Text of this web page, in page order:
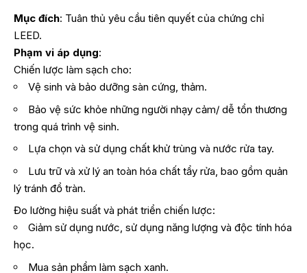
Mục đích: Tuân thủ yêu cầu tiên quyết của chứng chỉ
LEED.
Phạm vi áp dụng:
Chiến lược làm sạch cho:
Vệ sinh và bảo dưỡng sàn cứng, thảm.
Bảo vệ sức khỏe những người nhạy cảm/ dễ tổn thương
trong quá trình vệ sinh.
Lựa chọn và sử dụng chất khử trùng và nước rửa tay.
Lưu trữ và xử lý an toàn hóa chất tẩy rửa, bao gồm quản
lý tránh đổ tràn.
Đo lường hiệu suất và phát triển chiến lược:
Giảm sử dụng nước, sử dụng năng lượng và độc tính hóa
học.
Mua sản phẩm làm sạch xanh.